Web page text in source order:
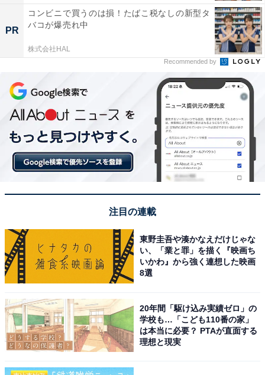
【今日チェックしたい】ソニーの人気商品5選
ソニー(SONY) サウンドバー HT-B600 BRAVIA Theatre
Bar 6 サブウーファー付属/3.1.2ch/350W/Dolby
Atmos/DTS:X/イネーブルドスピーカー搭載/センタースピ
ーカー搭載
Amazonで見る
PR
コンビニで買うのは損！たばこ税なしの新型タ
バコが爆売れ中
株式会社HAL
Recommended by
注目の連載
東野圭吾や湊かなえだけじゃな
い、「業と罪」を描く『映画ち
いかわ』から強く連想した映画
8選
20年間「駆け込み実績ゼロ」の
学校も…「こども110番の家」
は本当に必要？ PTAが直面する
理想と現実